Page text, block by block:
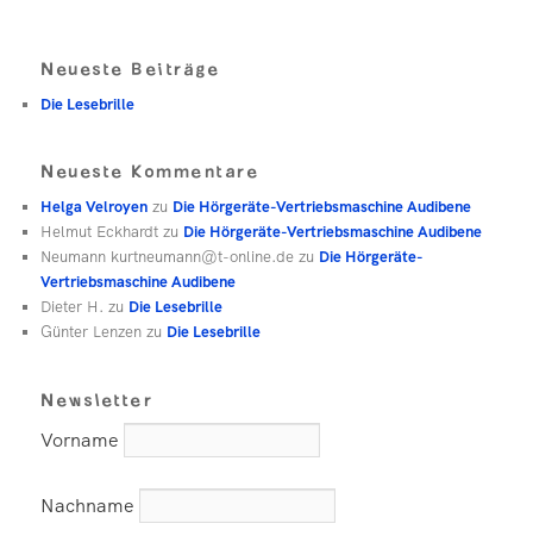
Neueste Beiträge
Die Lesebrille
Neueste Kommentare
Helga Velroyen zu Die Hörgeräte-Vertriebsmaschine Audibene
Helmut Eckhardt zu Die Hörgeräte-Vertriebsmaschine Audibene
Neumann kurtneumann@t-online.de zu Die Hörgeräte-
Vertriebsmaschine Audibene
Dieter H. zu Die Lesebrille
Günter Lenzen zu Die Lesebrille
Newsletter
Vorname
Nachname